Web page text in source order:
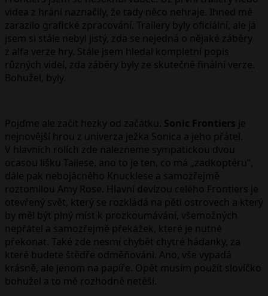
videa z hrání naznačily, že tady něco nehraje. Ihned mě
zarazilo grafické zpracování. Trailery byly oficiální, ale já
jsem si stále nebyl jistý, zda se nejedná o nějaké záběry
z alfa verze hry. Stále jsem hledal kompletní popis
různých videí, zda záběry byly ze skutečně finální verze.
Bohužel, byly.
Pojďme ale začít hezky od začátku. Sonic Frontiers je
nejnovější hrou z univerza ježka Sonica a jeho přátel.
V hlavních rolích zde nalezneme sympatickou dvou
ocasou lišku Tailese, ano to je ten, co má „zadkoptéru“,
dále pak nebojácného Knucklese a samozřejmě
roztomilou Amy Rose. Hlavní devízou celého Frontiers je
otevřený svět, který se rozkládá na pěti ostrovech a který
by měl být plný míst k prozkoumávání, všemožných
nepřátel a samozřejmě překážek, které je nutné
překonat. Také zde nesmí chybět chytré hádanky, za
které budete štědře odměňováni. Ano, vše vypadá
krásně, ale jenom na papíře. Opět musím použít slovíčko
bohužel a to mě rozhodně netěší.